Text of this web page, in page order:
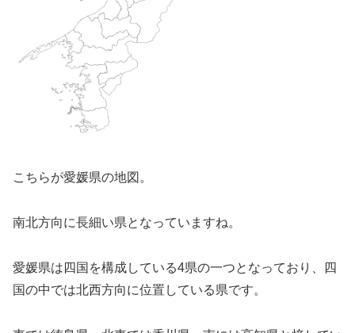
こちらが愛媛県の地図。
南北方向に長細い県となっていますね。
愛媛県は四国を構成している4県の一つとなっており、四
国の中では北西方向に位置している県です。